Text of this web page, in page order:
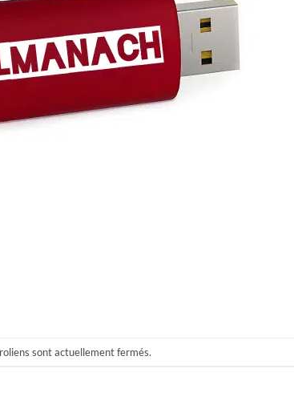
sont actuellement fermés.